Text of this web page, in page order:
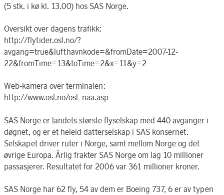
(5 stk. i kø kl. 13.00) hos SAS Norge.
Oversikt over dagens trafikk:
http://flytider.osl.no/?
avgang=true&lufthavnkode=&fromDate=2007-12-
22&fromTime=13&toTime=2&x=11&y=2
Web-kamera over terminalen:
http://www.osl.no/osl_naa.asp
SAS Norge er landets største flyselskap med 440 avganger i
døgnet, og er et heleid datterselskap i SAS konsernet.
Selskapet driver ruter i Norge, samt mellom Norge og det
øvrige Europa. Årlig frakter SAS Norge om lag 10 millioner
passasjerer. Resultatet for 2006 var 361 millioner kroner.
SAS Norge har 62 fly, 54 av dem er Boeing 737, 6 er av typen